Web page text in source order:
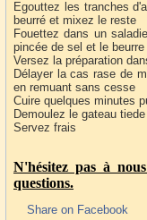
Egouttez les tranches
beurré et mixez le reste
Fouettez dans un
pincée de sel et le
Versez la préparation
Délayer la cas rase de
en remuant sans cesse
Cuire quelques minutes
Demoulez le gateau
Servez frais
N'hésitez pas à
questions.
Share on Facebook